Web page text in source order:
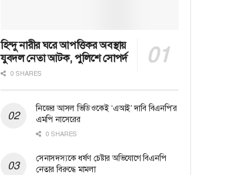
হিন্দু নারীর ঘরে আপত্তিকর অবস্থায়
যুবদল নেতা আটক, পুলিশে সোপর্দ
0 SHARES
নিজের আসল ভিডিওকেই ‘এআই’ দাবি বিএনপি’র
এমপি নাসেরের
0 SHARES
সেনাসদস্যকে ধর্ষণ চেষ্টার অভিযোগে বিএনপি
নেতার বিরুদ্ধে মামলা